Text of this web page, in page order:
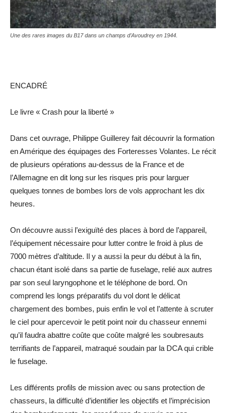
Une des rares images du B17 dans un champs d’Avoudrey en 1944.
ENCADRÉ
Le livre « Crash pour la liberté »
Dans cet ouvrage, Philippe Guillerey fait découvrir la formation
en Amérique des équipages des Forteresses Volantes. Le récit
de plusieurs opérations au-dessus de la France et de
l’Allemagne en dit long sur les risques pris pour larguer
quelques tonnes de bombes lors de vols approchant les dix
heures.
On découvre aussi l’exiguïté des places à bord de l’appareil,
l’équipement nécessaire pour lutter contre le froid à plus de
7000 mètres d’altitude. Il y a aussi la peur du début à la fin,
chacun étant isolé dans sa partie de fuselage, relié aux autres
par son seul laryngophone et le téléphone de bord. On
comprend les longs préparatifs du vol dont le délicat
chargement des bombes, puis enfin le vol et l’attente à scruter
le ciel pour apercevoir le petit point noir du chasseur ennemi
qu’il faudra abattre coûte que coûte malgré les soubresauts
terrifiants de l’appareil, matraqué soudain par la DCA qui crible
le fuselage.
Les différents profils de mission avec ou sans protection de
chasseurs, la difficulté d’identifier les objectifs et l’imprécision